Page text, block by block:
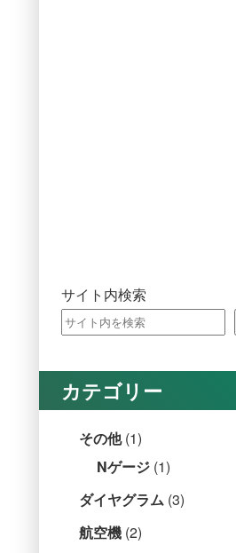
サイト内検索
カテゴリー
その他(1)
Nゲージ (1)
ダイヤグラム (3)
航空機 (2)